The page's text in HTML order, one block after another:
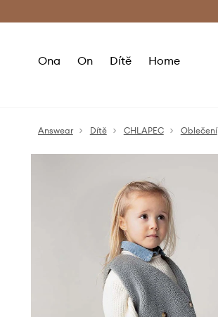
Ona On Dítě Home
Answear Dítě CHLAPEC Oblečení